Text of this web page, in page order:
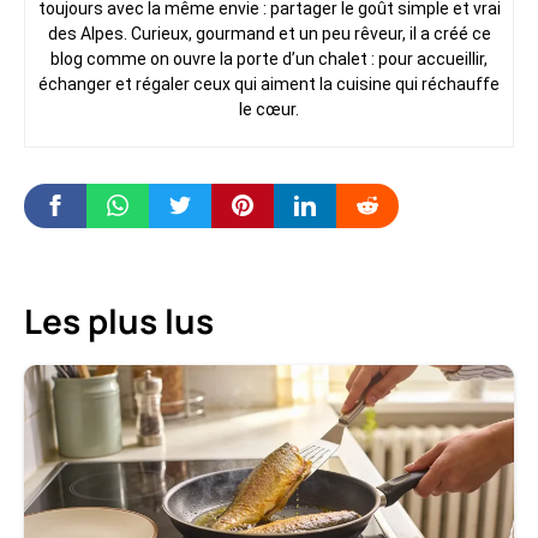
toujours avec la même envie : partager le goût simple et vrai
des Alpes. Curieux, gourmand et un peu rêveur, il a créé ce
blog comme on ouvre la porte d’un chalet : pour accueillir,
échanger et régaler ceux qui aiment la cuisine qui réchauffe
le cœur.
Les plus lus